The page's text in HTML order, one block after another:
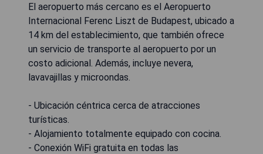
El aeropuerto más cercano es el Aeropuerto
Internacional Ferenc Liszt de Budapest, ubicado a
14 km del establecimiento, que también ofrece
un servicio de transporte al aeropuerto por un
costo adicional. Además, incluye nevera,
lavavajillas y microondas.
- Ubicación céntrica cerca de atracciones
turísticas.
- Alojamiento totalmente equipado con cocina.
- Conexión WiFi gratuita en todas las